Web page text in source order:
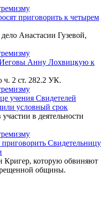
приговорить к четырем
Анастасии Гузевой,
Анну Лохвицкую к
2 ст. 282.2 УК.
учения Свидетелей
условный срок
в деятельности
Свидетельницу
Кригер, которую обвиняют
общины.